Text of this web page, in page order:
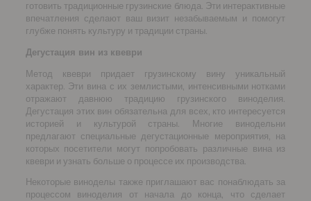
готовить традиционные грузинские блюда. Эти интерактивные
впечатления сделают ваш визит незабываемым и помогут
глубже понять культуру и традиции страны.
Дегустация вин из квеври
Метод квеври придает грузинскому вину уникальный
характер. Эти вина с их землистыми, интенсивными нотками
отражают давнюю традицию грузинского виноделия.
Дегустация этих вин обязательна для всех, кто интересуется
историей и культурой страны. Многие винодельни
предлагают специальные дегустационные мероприятия, на
которых посетители могут попробовать различные вина из
квеври и узнать больше о процессе их производства.
Некоторые виноделы также приглашают вас понаблюдать за
процессом виноделия от начала до конца, что сделает